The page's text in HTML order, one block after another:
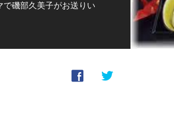
磯部久美子がお送りい